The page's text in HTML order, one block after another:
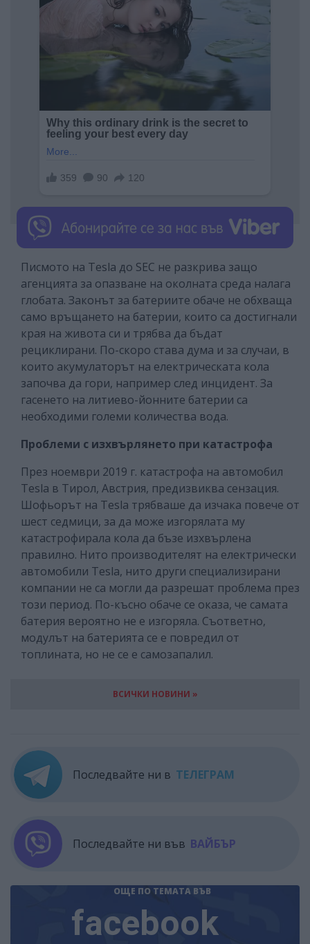
Писмото на Tesla до SEC не разкрива защо
агенцията за опазване на околната среда налага
глобата. Законът за батериите обаче не обхваща
само връщането на батерии, които са достигнали
края на живота си и трябва да бъдат
рециклирани. По-скоро става дума и за случаи, в
които акумулаторът на електрическата кола
започва да гори, например след инцидент. За
гасенето на литиево-йонните батерии са
необходими големи количества вода.
Проблеми с изхвърлянето при катастрофа
През ноември 2019 г. катастрофа на автомобил
Tesla в Тирол, Австрия, предизвиква сензация.
Шофьорът на Tesla трябваше да изчака повече от
шест седмици, за да може изгорялата му
катастрофирала кола да бъзе изхвърлена
правилно. Нито производителят на електрически
автомобили Tesla, нито други специализирани
компании не са могли да разрешат проблема през
този период. По-късно обаче се оказа, че самата
батерия вероятно не е изгоряла. Съответно,
модулът на батерията се е повредил от
топлината, но не се е самозапалил.
ВСИЧКИ НОВИНИ »
Последвайте ни в ТЕЛЕГРАМ
Последвайте ни във ВАЙБЪР
ОЩЕ ПО ТЕМАТА ВЪВ
facebook